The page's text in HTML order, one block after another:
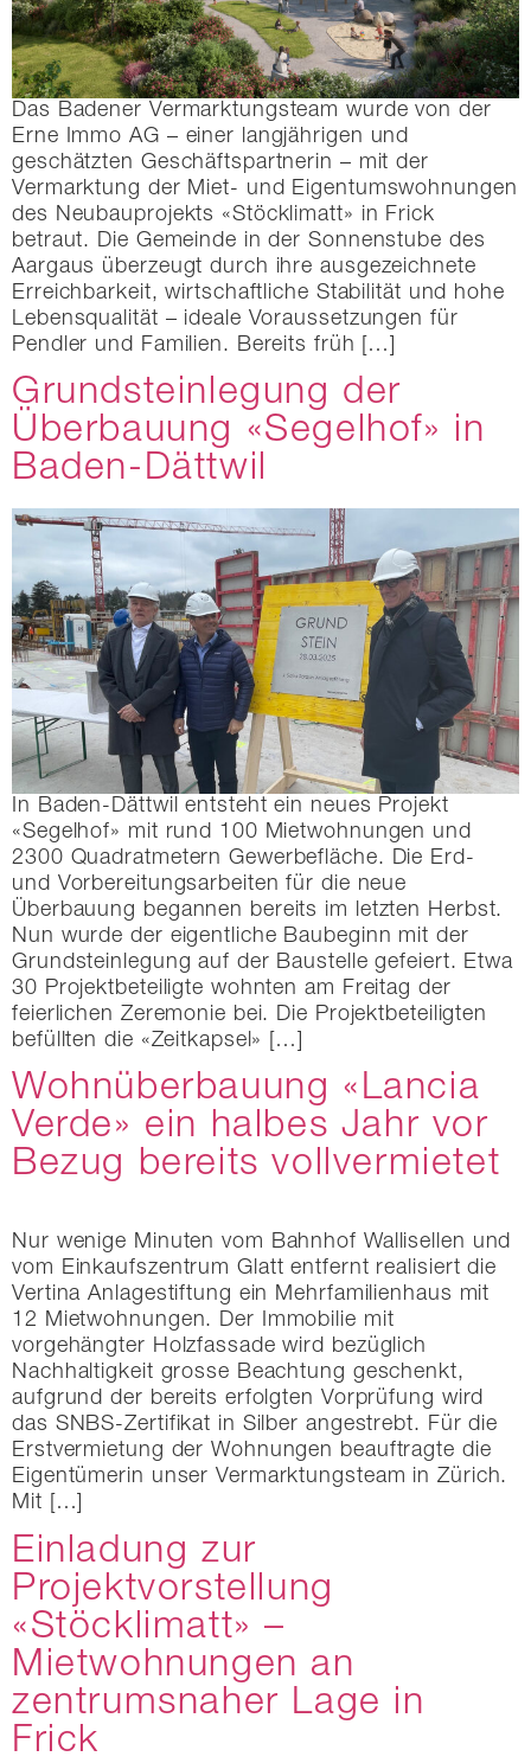
Das Badener Vermarktungsteam wurde von der
Erne Immo AG – einer langjährigen und
geschätzten Geschäftspartnerin – mit der
Vermarktung der Miet- und Eigentumswohnungen
des Neubauprojekts «Stöcklimatt» in Frick
betraut. Die Gemeinde in der Sonnenstube des
Aargaus überzeugt durch ihre ausgezeichnete
Erreichbarkeit, wirtschaftliche Stabilität und hohe
Lebensqualität – ideale Voraussetzungen für
Pendler und Familien. Bereits früh […]
Grundsteinlegung der
Überbauung «Segelhof» in
Baden-Dättwil
In Baden-Dättwil entsteht ein neues Projekt
«Segelhof» mit rund 100 Mietwohnungen und
2300 Quadratmetern Gewerbefläche. Die Erd-
und Vorbereitungsarbeiten für die neue
Überbauung begannen bereits im letzten Herbst.
Nun wurde der eigentliche Baubeginn mit der
Grundsteinlegung auf der Baustelle gefeiert. Etwa
30 Projektbeteiligte wohnten am Freitag der
feierlichen Zeremonie bei. Die Projektbeteiligten
befüllten die «Zeitkapsel» […]
Wohnüberbauung «Lancia
Verde» ein halbes Jahr vor
Bezug bereits vollvermietet
Nur wenige Minuten vom Bahnhof Wallisellen und
vom Einkaufszentrum Glatt entfernt realisiert die
Vertina Anlagestiftung ein Mehrfamilienhaus mit
12 Mietwohnungen. Der Immobilie mit
vorgehängter Holzfassade wird bezüglich
Nachhaltigkeit grosse Beachtung geschenkt,
aufgrund der bereits erfolgten Vorprüfung wird
das SNBS-Zertifikat in Silber angestrebt. Für die
Erstvermietung der Wohnungen beauftragte die
Eigentümerin unser Vermarktungsteam in Zürich.
Mit […]
Einladung zur
Projektvorstellung
«Stöcklimatt» –
Mietwohnungen an
zentrumsnaher Lage in
Frick